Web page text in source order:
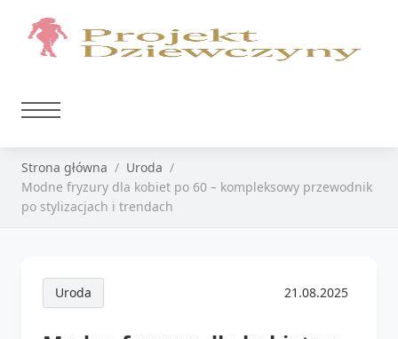
Strona główna
Uroda
Modne fryzury dla kobiet po 60 – kompleksowy przewodnik
po stylizacjach i trendach
Uroda 21.08.2025